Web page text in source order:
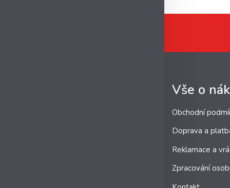
Vše o
Obchodní
Doprava a
Reklamace a
Zpracování